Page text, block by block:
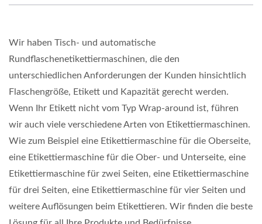
Wir haben Tisch- und automatische
Rundflaschenetikettiermaschinen, die den
unterschiedlichen Anforderungen der Kunden hinsichtlich
Flaschengröße, Etikett und Kapazität gerecht werden.
Wenn Ihr Etikett nicht vom Typ Wrap-around ist, führen
wir auch viele verschiedene Arten von Etikettiermaschinen.
Wie zum Beispiel eine Etikettiermaschine für die Oberseite,
eine Etikettiermaschine für die Ober- und Unterseite, eine
Etikettiermaschine für zwei Seiten, eine Etikettiermaschine
für drei Seiten, eine Etikettiermaschine für vier Seiten und
weitere Auflösungen beim Etikettieren. Wir finden die beste